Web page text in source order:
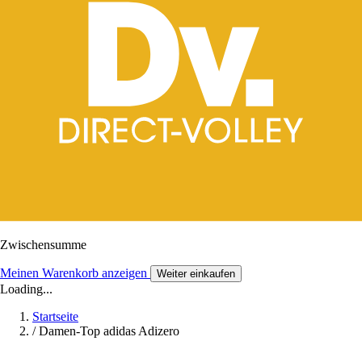
Zwischensumme
Meinen Warenkorb anzeigen Weiter einkaufen
Loading...
Startseite
/ Damen-Top adidas Adizero